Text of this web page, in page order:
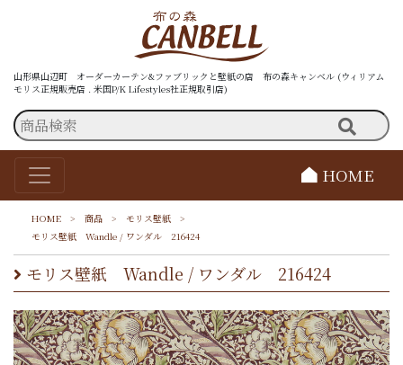
山形県山辺町 オーダーカーテン&ファブリックと壁紙の店 布の森キャンベル (ウィリアム
モリス正規販売店 . 米国P/K Lifestyles社正規取引店)
HOME
HOME > 商品 > モリス壁紙
>
モリス壁紙 Wandle / ワンダル 216424
モリス壁紙 Wandle / ワンダル 216424